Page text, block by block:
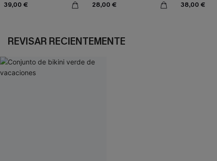
39,00 € 28,00 € 38,00 €
REVISAR RECIENTEMENTE